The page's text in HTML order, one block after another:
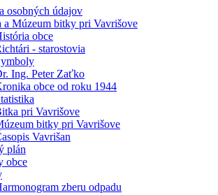
osobných údajov
a Múzeum bitky pri Vavrišove
obce
- starostovia
Ing. Peter Zaťko
obce od roku 1944
pri Vavrišove
bitky pri Vavrišove
Vavrišan
plán
obce
zberu odpadu